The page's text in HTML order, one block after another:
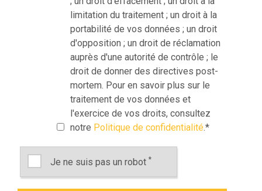
limitation du traitement ; un droit à la
portabilité de vos données ; un droit
d'opposition ; un droit de réclamation
auprès d'une autorité de contrôle ; le
droit de donner des directives post-
mortem. Pour en savoir plus sur le
traitement de vos données et
l'exercice de vos droits, consultez
notre Politique de confidentialité.*
Je ne suis pas un robot *